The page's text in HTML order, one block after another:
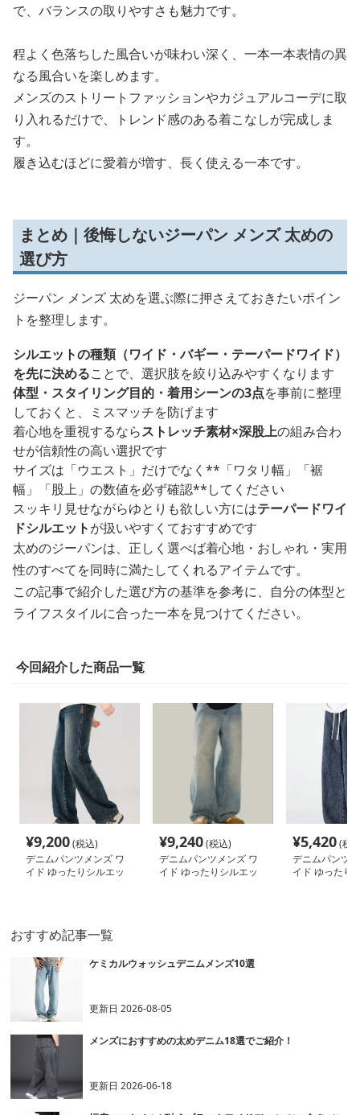
で、バランスの取りやすさも魅力です。
程よく色落ちした風合いが味わい深く、一本一本表情の異
なる風合いを楽しめます。
メンズのストリートファッションやカジュアルコーデに取
り入れるだけで、トレンド感のある着こなしが完成しま
す。
履き込むほどに愛着が増す、長く使える一本です。
まとめ｜後悔しないジーパン メンズ 太めの
選び方
ジーパン メンズ 太めを選ぶ際に押さえておきたいポイン
トを整理します。
シルエットの種類（ワイド・バギー・テーパードワイド）
を先に決めることで、選択肢を絞り込みやすくなります
体型・スタイリング目的・着用シーンの3点を事前に整理
しておくと、ミスマッチを防げます
着心地を重視するならストレッチ素材×深股上の組み合わ
せが信頼性の高い選択です
サイズは「ウエスト」だけでなく**「ワタリ幅」「裾
幅」「股上」の数値を必ず確認**してください
スッキリ見せながらゆとりも欲しい方にはテーパードワイ
ドシルエットが扱いやすくておすすめです
太めのジーパンは、正しく選べば着心地・おしゃれ・実用
性のすべてを同時に満たしてくれるアイテムです。
この記事で紹介した選び方の基準を参考に、自分の体型と
ライフスタイルに合った一本を見つけてください。
今回紹介した商品一覧
¥9,200(税込)
デニムパンツメンズ ワ
イド ゆったりシルエッ
¥9,240(税込)
デニムパンツメンズ ワ
イド ゆったりシルエッ
¥5,420(税
デニムパンツ
イド ゆったり
おすすめ記事一覧
ケミカルウォッシュデニムメンズ10選
更新日2026-08-05
メンズにおすすめの太めデニム18選でご紹介！
更新日2026-06-18